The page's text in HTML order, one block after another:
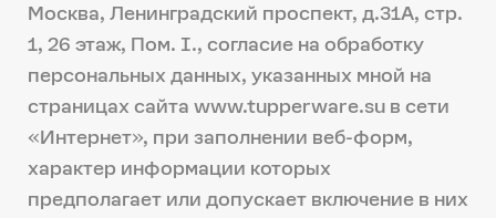
Категория
Программа
Москва, Ленинградский проспект, д.31А, стр.
1, 26 этаж, Пом. I., согласие на обработку
персональных данных, указанных мной на
страницах сайта www.tupperware.su в сети
«Интернет», при заполнении веб-форм,
характер информации которых
предполагает или допускает включение в них